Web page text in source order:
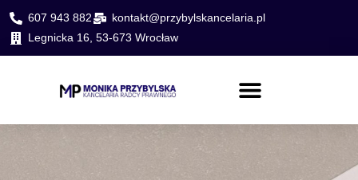
607 943 882
kontakt@przybylskancelaria.pl
Legnicka 16, 53-673 Wrocław